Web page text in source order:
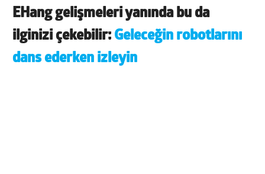
EHang gelişmeleri yanında bu da
ilginizi çekebilir: Geleceğin robotlarını
dans ederken izleyin